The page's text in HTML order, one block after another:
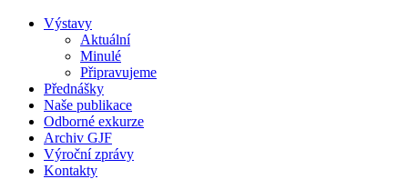
Výstavy
Aktuální
Minulé
Připravujeme
Přednášky
Naše publikace
Odborné exkurze
Archiv GJF
Výroční zprávy
Kontakty